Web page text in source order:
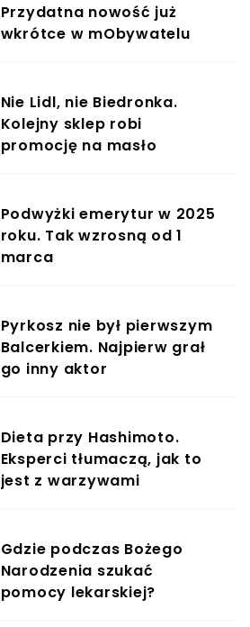
Przydatna nowość już
wkrótce w mObywatelu
Nie Lidl, nie Biedronka.
Kolejny sklep robi
promocję na masło
Podwyżki emerytur w 2025
roku. Tak wzrosną od 1
marca
Pyrkosz nie był pierwszym
Balcerkiem. Najpierw grał
go inny aktor
Dieta przy Hashimoto.
Eksperci tłumaczą, jak to
jest z warzywami
Gdzie podczas Bożego
Narodzenia szukać
pomocy lekarskiej?